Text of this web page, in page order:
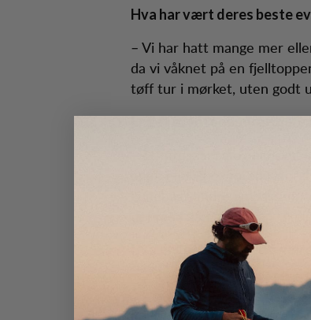
Hva har vært deres beste
– Vi har hatt mange mer
da vi våknet på en
tøff tur i mørket, uten godt
Er det et fotooppdrag dere
oppe i fjellene, enten i
Lundhags andre
det med kameraet vårt.
Hva er det beste med å være
– Friheten, luften, lukten,
Favorittårstid (hvis dere